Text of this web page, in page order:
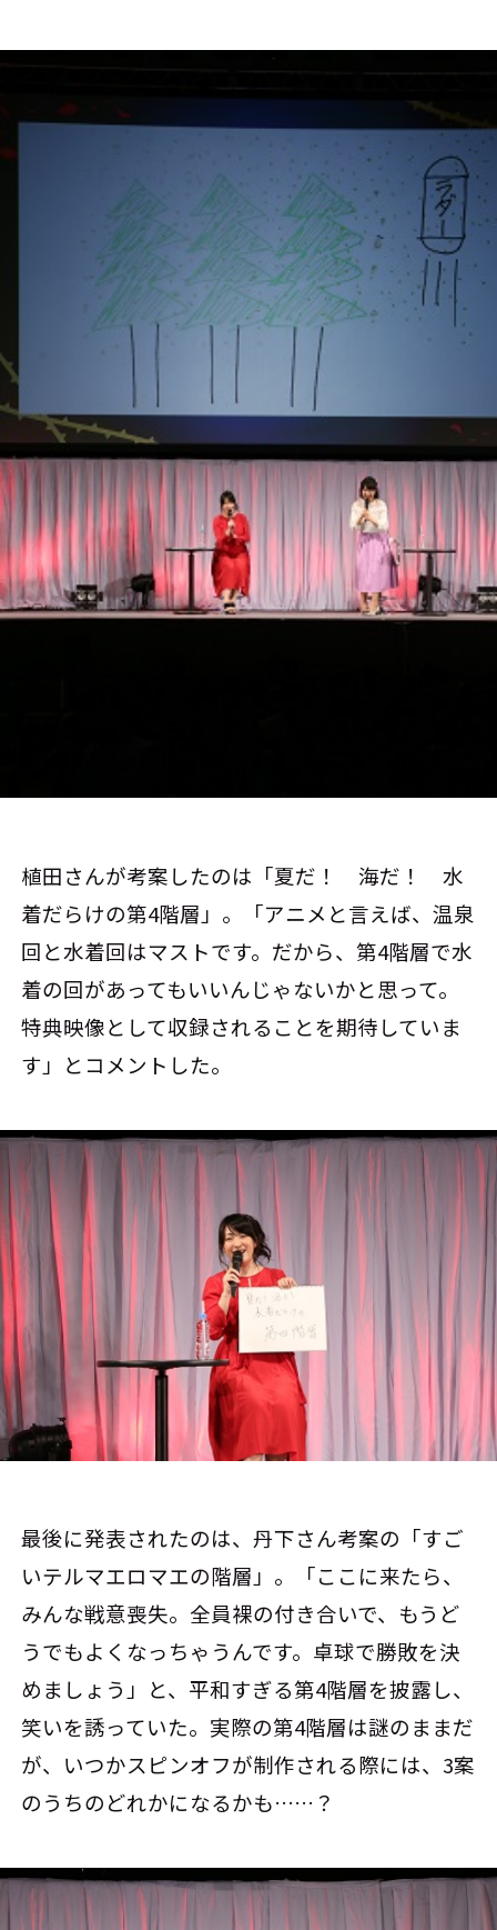
植田さんが考案したのは「夏だ！ 海だ！ 水
着だらけの第4階層」。「アニメと言えば、温泉
回と水着回はマストです。だから、第4階層で水
着の回があってもいいんじゃないかと思って。
特典映像として収録されることを期待していま
す」とコメントした。
最後に発表されたのは、丹下さん考案の「すご
いテルマエロマエの階層」。「ここに来たら、
みんな戦意喪失。全員裸の付き合いで、もうど
うでもよくなっちゃうんです。卓球で勝敗を決
めましょう」と、平和すぎる第4階層を披露し、
笑いを誘っていた。実際の第4階層は謎のままだ
が、いつかスピンオフが制作される際には、3案
のうちのどれかになるかも……？